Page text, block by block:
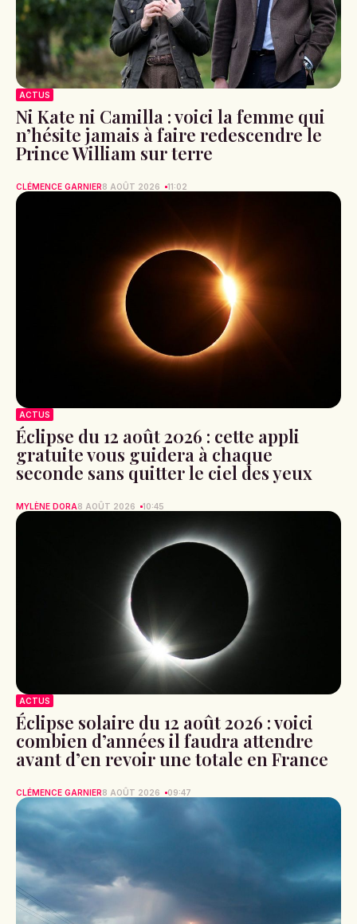
ACTUS
Ni Kate ni Camilla : voici la femme qui
n’hésite jamais à faire redescendre le
Prince William sur terre
CLÉMENCE GARNIER8 AOÛT 2026 11:02
ACTUS
Éclipse du 12 août 2026 : cette appli
gratuite vous guidera à chaque
seconde sans quitter le ciel des yeux
MYLÈNE DORA8 AOÛT 2026 10:45
ACTUS
Éclipse solaire du 12 août 2026 : voici
combien d’années il faudra attendre
avant d’en revoir une totale en France
CLÉMENCE GARNIER8 AOÛT 2026 09:47